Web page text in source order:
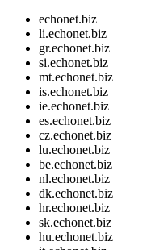
echonet.biz
li.echonet.biz
gr.echonet.biz
si.echonet.biz
mt.echonet.biz
is.echonet.biz
ie.echonet.biz
es.echonet.biz
cz.echonet.biz
lu.echonet.biz
be.echonet.biz
nl.echonet.biz
dk.echonet.biz
hr.echonet.biz
sk.echonet.biz
hu.echonet.biz